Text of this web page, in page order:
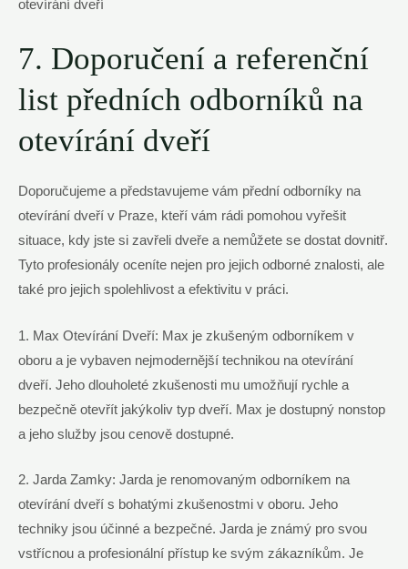
7. Doporučení a referenční
list předních odborníků na
otevírání dveří
Doporučujeme a představujeme vám přední odborníky na
otevírání dveří v Praze, kteří vám rádi pomohou vyřešit
situace, kdy jste si zavřeli dveře a nemůžete se dostat dovnitř.
Tyto profesionály oceníte nejen pro jejich odborné znalosti, ale
také pro jejich spolehlivost a efektivitu v práci.
1. Max Otevírání Dveří: Max je zkušeným odborníkem v
oboru a je vybaven nejmodernější technikou na otevírání
dveří. Jeho dlouholeté zkušenosti mu umožňují rychle a
bezpečně otevřít jakýkoliv typ dveří. Max je dostupný nonstop
a jeho služby jsou cenově dostupné.
2. Jarda Zamky: Jarda je renomovaným odborníkem na
otevírání dveří s bohatými zkušenostmi v oboru. Jeho
techniky jsou účinné a bezpečné. Jarda je známý pro svou
vstřícnou a profesionální přístup ke svým zákazníkům. Je